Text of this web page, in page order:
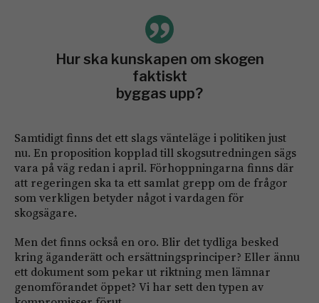
Hur ska kunskapen om skogen
faktiskt
byggas upp?
Samtidigt finns det ett slags vänteläge i politiken just
nu. En proposition kopplad till skogsutredningen sägs
vara på väg redan i april. Förhoppningarna finns där
att regeringen ska ta ett samlat grepp om de frågor
som verkligen betyder något i vardagen för
skogsägare.
Men det finns också en oro. Blir det tydliga besked
kring äganderätt och ersättningsprinciper? Eller ännu
ett dokument som pekar ut riktning men lämnar
genomförandet öppet? Vi har sett den typen av